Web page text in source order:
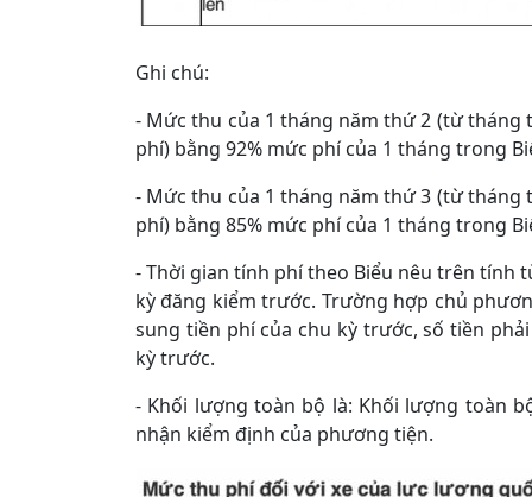
Ghi chú:
- Mức thu của 1 tháng năm thứ 2 (từ
phí) bằng 92% mức phí của 1 tháng trong
- Mức thu của 1 tháng năm thứ 3 (từ
phí) bằng 85% mức phí của 1 tháng trong
- Thời gian tính phí theo Biểu nêu trên tính
kỳ đăng kiểm trước. Trường hợp chủ
sung tiền phí của chu kỳ trước, số tiền
kỳ trước.
- Khối lượng toàn bộ là: Khối lượng toàn
nhận kiểm định của phương tiện.